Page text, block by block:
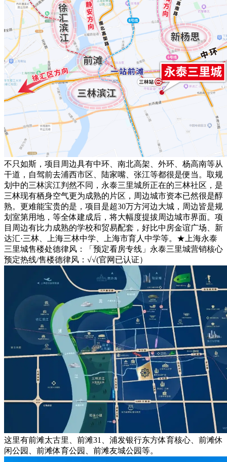
不只如斯，项目周边具有中环、南北高架、外环、杨高南等从
干道，自驾前去浦西市区、陆家嘴、张江等都很是便当。取规
划中的三林滨江判然不同，永泰三里城所正在的三林社区，是
三林现有栖身空气更为成熟的片区，周边城市资本已然很是醇
熟。更难能宝贵的是，项目是超30万方河边大城，周边皆是规
划室第用地，等全体建成后，将大幅度提拔周边城市界面。项
目周边有比力成熟的学校和贸易配套，好比中房金谊广场、新
达汇·三林、上海三林中学、上海市育人中学等。★上海永泰
三里城售楼处德律风：「预定看房专线」永泰三里城营销核心
预定热线/售楼德律风：√√(官网已认证）
这里有前滩太古里、前滩31、浦发银行东方体育核心、前滩休
闲公园、前滩体育公园、前滩友城公园等。